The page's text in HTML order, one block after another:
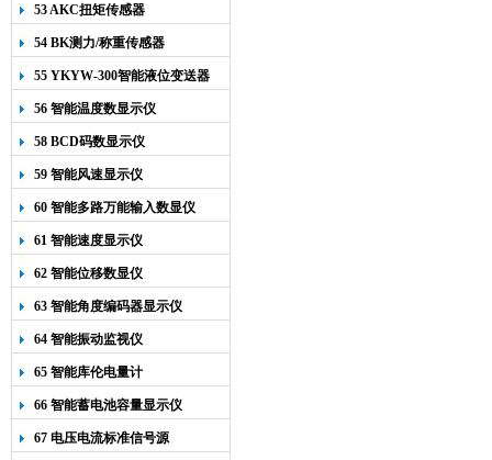
53 AKC扭矩传感器
54 BK测力/称重传感器
55 YKYW-300智能液位变送器
56 智能温度数显示仪
58 BCD码数显示仪
59 智能风速显示仪
60 智能多路万能输入数显仪
61 智能速度显示仪
62 智能位移数显仪
63 智能角度编码器显示仪
64 智能振动监视仪
65 智能库伦电量计
66 智能蓄电池容量显示仪
67 电压电流标准信号源